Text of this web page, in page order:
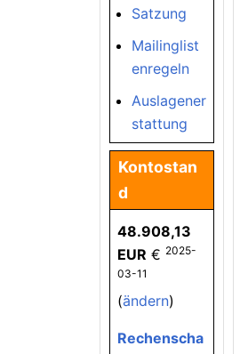
Satzung
Mailinglist
enregeln
Auslagener
stattung
Kontostan
d
48.908,13
EUR € 2025-
03-11
(ändern)
Rechenscha